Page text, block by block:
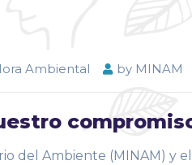
Ambiental by MINAM
del Ambiente (MINAM) y